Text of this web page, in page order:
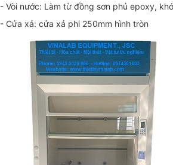
- Vòi nước: Làm từ đồng sơn phủ epoxy,
- Cửa xả: cửa xả phi 250mm hình tròn